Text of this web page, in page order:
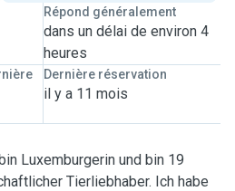
Répond généralement
dans un délai de environ 4
heures
Dernière réservation
il y a 11 mois
Luxemburgerin und bin 19
Tierliebhaber. Ich habe